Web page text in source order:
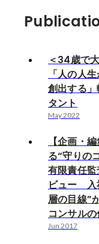
＜34歳で
「人の人
創出する
タント
May 2022
【企画・
る“守りの
有限責任
ビュー 入
層の目線”
コンサル
Jun 2017